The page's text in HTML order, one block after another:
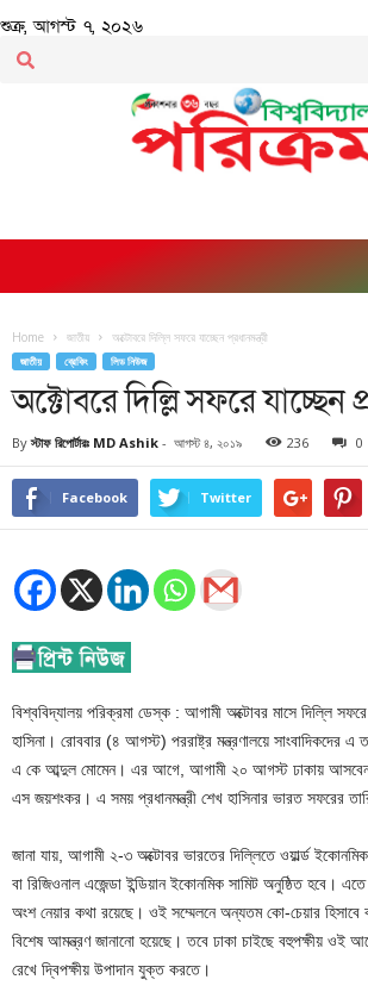
শুক্র, আগস্ট ৭, ২০২৬
Home জাতীয় অক্টোবরে দিল্লি সফরে যাচ্ছেন প্রধানমন্ত্রী
জাতীয় ব্রেকিং লিড নিউজ
অক্টোবরে দিল্লি সফরে যাচ্ছেন
By স্টাফ রিপোর্টারঃ MD Ashik - আগস্ট ৪, ২০১৯ 236 0
Facebook Twitter
বিশ্ববিদ্যালয় পরিক্রমা ডেস্ক : আগামী অক্টোবর মাসে দিল্লি সফরে
হাসিনা। রোববার (৪ আগস্ট) পররাষ্ট্র মন্ত্রণালয়ে সাংবাদিকদের এ
এ কে আব্দুল মোমেন। এর আগে, আগামী ২০ আগস্ট ঢাকায় আসবেন
এস জয়শংকর। এ সময় প্রধানমন্ত্রী শেখ হাসিনার ভারত সফরের
জানা যায়, আগামী ২-৩ অক্টোবর ভারতের দিল্লিতে ওয়ার্ল্ড ইকোনমিক
বা রিজিওনাল এজেন্ডা ইন্ডিয়ান ইকোনমিক সামিট অনুষ্ঠিত হবে। এতে
অংশ নেয়ার কথা রয়েছে। ওই সম্মেলনে অন্যতম কো-চেয়ার হিসাবে
বিশেষ আমন্ত্রণ জানানো হয়েছে। তবে ঢাকা চাইছে বহুপক্ষীয় ওই
রেখে দ্বিপক্ষীয় উপাদান যুক্ত করতে।